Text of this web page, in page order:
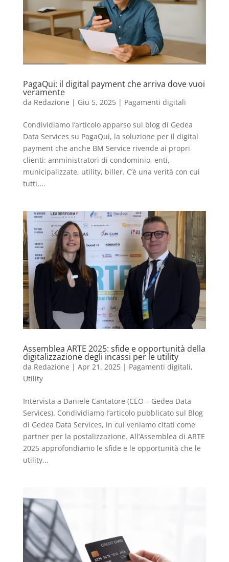
PagaQui: il digital payment che arriva dove vuoi
veramente
da Redazione | Giu 5, 2025| Pagamenti digitali
Condividiamo l’articolo apparso sul blog di Gedea
Data Services su PagaQui, la soluzione per il digital
payment che anche BM Service rivende ai propri
clienti: amministratori di condominio, enti,
municipalizzate, utility, biller. C’è una verità con cui
tutti,...
Assemblea ARTE 2025: sfide e opportunità della
digitalizzazione degli incassi per le utility
da Redazione | Apr 21, 2025| Pagamenti digitali,
Utility
Intervista a Daniele Cantatore (CEO – Gedea Data
Services). Condividiamo l’articolo pubblicato sul Blog
di Gedea Data Services, in cui veniamo citati come
partner per la postalizzazione. All’Assemblea di ARTE
2025 approfondiamo le sfide e le opportunità che le
utility...